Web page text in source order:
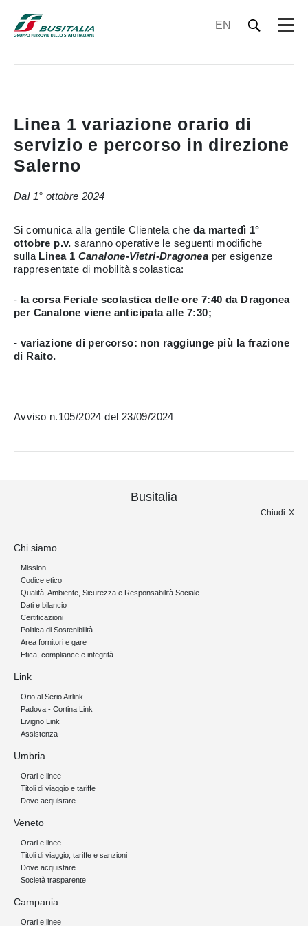
EN
Linea 1 variazione orario di
servizio e percorso in direzione
Salerno
Dal 1° ottobre 2024
Si comunica alla gentile Clientela che da martedì 1°
ottobre p.v. saranno operative le seguenti modifiche
sulla Linea 1 Canalone-Vietri-Dragonea per esigenze
rappresentate di mobilità scolastica:
- la corsa Feriale scolastica delle ore 7:40 da Dragonea
per Canalone viene anticipata alle 7:30;
- variazione di percorso: non raggiunge più la frazione
di Raito.
Avviso n.105/2024 del 23/09/2024
Busitalia
Chiudi
Chi siamo
Mission
Codice etico
Qualità, Ambiente, Sicurezza e Responsabilità Sociale
Dati e bilancio
Certificazioni
Politica di Sostenibilità
Area fornitori e gare
Etica, compliance e integrità
Link
Orio al Serio Airlink
Padova - Cortina Link
Livigno Link
Assistenza
Umbria
Orari e linee
Titoli di viaggio e tariffe
Dove acquistare
Veneto
Orari e linee
Titoli di viaggio, tariffe e sanzioni
Dove acquistare
Società trasparente
Campania
Orari e linee